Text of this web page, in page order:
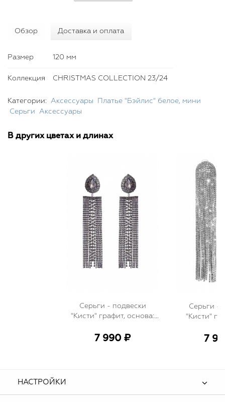
Обзор Доставка и оплата
Размер 120 мм
Коллекция CHRISTMAS COLLECTION 23/24
Категории: Аксессуары
Платье "Бэйлис" белое, мини
Серьги
Аксессуары
В других цветах и длинах
Серьги - подвески
"Кисти" графит, основа:
стразами
7 990 ₽
Серьги -
"Кисти"
страз и
7
НАСТРОЙКИ